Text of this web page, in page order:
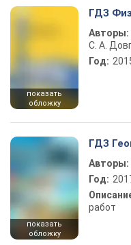
показать
обложку
ГДЗ
Авторы:
С. А.
Год:
показать
обложку
ГДЗ
Авторы:
Год:
работ